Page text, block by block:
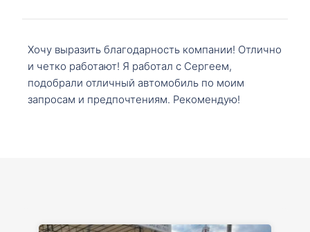
Хочу выразить благодарность компании! Отлично
и четко работают! Я работал с Сергеем,
подобрали отличный автомобиль по моим
запросам и предпочтениям. Рекомендую!